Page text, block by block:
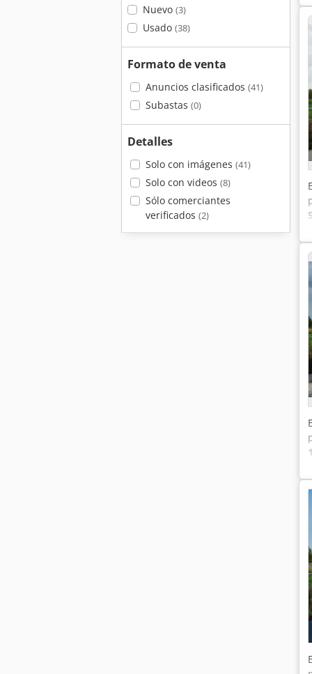
Nuevo (3)
Usado (38)
Formato de venta
Anuncios clasificados (41)
Subastas (0)
Detalles
Solo con imágenes (41)
Solo con videos (8)
Sólo comerciantes
verificados (2)